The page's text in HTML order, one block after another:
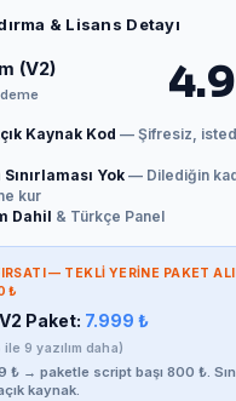
& Lisans Detayı
(V2)
Kaynak Kod — Şifresiz,
Yok— Dilediğin
kur
Dahil & Türkçe Panel
— TEKLI YERINE PAKET
₺
Paket: 7.999 ₺
9 yazılım daha)
₺ → paketle script başı 800 ₺.
kaynak.